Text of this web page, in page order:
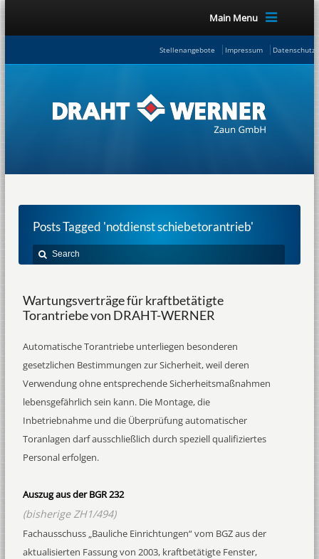
Main Menu
Stellenangebote Impressum
Posts Tagged 'notdienst schiebetorantrieb'
Wartungsverträge für kraftbetätigte
Torantriebe von DRAHT-WERNER
Automatische Torantriebe unterliegen besonderen
gesetzlichen Bestimmungen zur Sicherheit, weil deren
Verwendung ohne entsprechende Sicherheitsmaßnahmen
lebensgefährlich sein kann. Die Montage, die
Inbetriebnahme und die Überprüfung automatischer
Toranlagen darf ausschließlich durch speziell qualifiziertes
Personal erfolgen.
Auszug aus der BGR 232
(bisherige ZH1/494)
Fachausschuss „Bauliche Einrichtungen“ vom BGZ aus der
aktualisierten Fassung von 2003, kraftbetätigte Fenster,